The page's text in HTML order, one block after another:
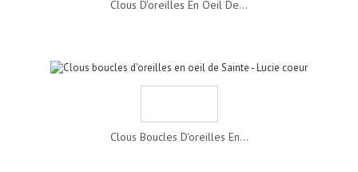
Clous D'oreilles En Oeil De...
Clous Boucles D'oreilles En...